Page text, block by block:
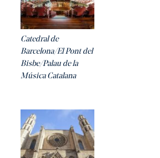
Catedral de
Barcelona/El Pont del
Bisbe/Palau de la
Música Catalana